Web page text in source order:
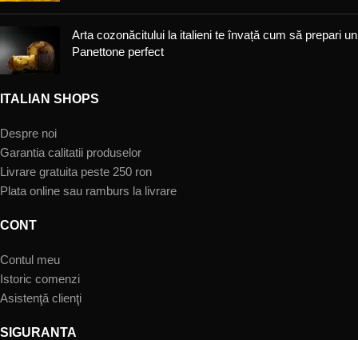
Arta cozonăcitului la italieni te învață cum să prepari un
Panettone perfect
ITALIAN SHOPS
Despre noi
Garantia calitatii produselor
Livrare gratuita peste 250 ron
Plata online sau ramburs la livrare
CONT
Contul meu
Istoric comenzi
Asistenţă clienţi
SIGURANTA